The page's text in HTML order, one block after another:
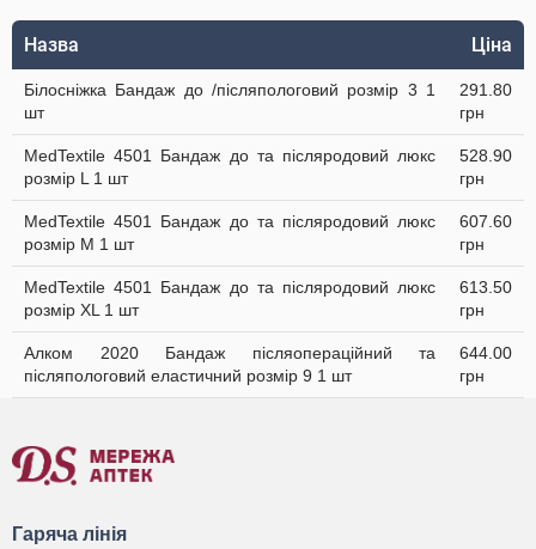
Назва Ціна
Білосніжка Бандаж до /післяпологовий розмір 3 1
шт
291.80
грн
MedTextile 4501 Бандаж до та післяродовий люкс
розмір L 1 шт
528.90
грн
MedTextile 4501 Бандаж до та післяродовий люкс
розмір М 1 шт
607.60
грн
MedTextile 4501 Бандаж до та післяродовий люкс
розмір ХL 1 шт
613.50
грн
Алком 2020 Бандаж післяопераційний та
післяпологовий еластичний розмір 9 1 шт
644.00
грн
Гаряча лінія